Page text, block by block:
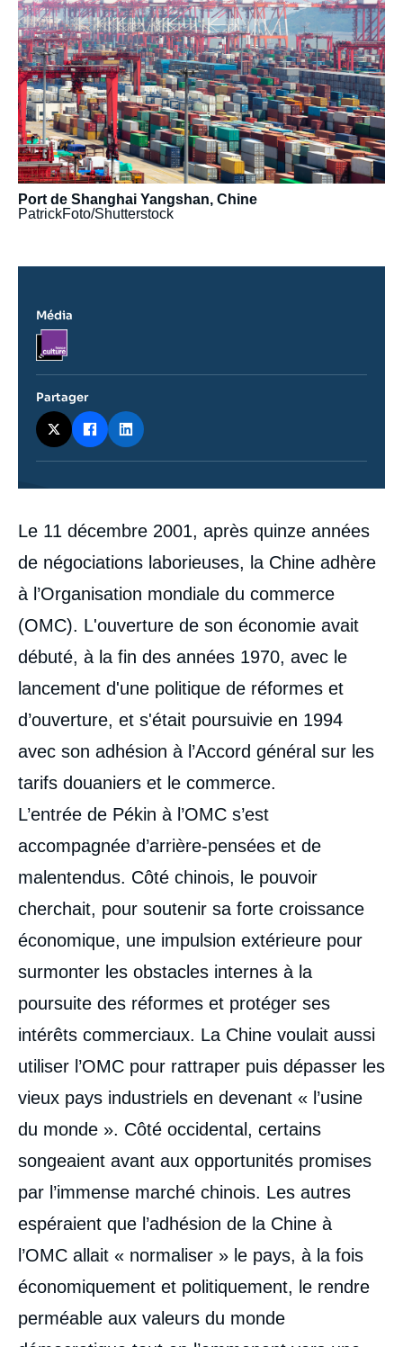
Port de Shanghai Yangshan, Chine
PatrickFoto/Shutterstock
Contenu
intervention
médiatique
Le 11 décembre 2001, après quinze années
de négociations laborieuses, la Chine adhère
à l’Organisation mondiale du commerce
(OMC). L'ouverture de son économie avait
débuté, à la fin des années 1970, avec le
lancement d'une politique de réformes et
d’ouverture, et s'était poursuivie en 1994
avec son adhésion à l’Accord général sur les
tarifs douaniers et le commerce.
L’entrée de Pékin à l’OMC s’est
accompagnée d’arrière-pensées et de
malentendus. Côté chinois, le pouvoir
cherchait, pour soutenir sa forte croissance
économique, une impulsion extérieure pour
surmonter les obstacles internes à la
poursuite des réformes et protéger ses
intérêts commerciaux. La Chine voulait aussi
utiliser l’OMC pour rattraper puis dépasser les
vieux pays industriels en devenant « l’usine
du monde ». Côté occidental, certains
songeaient avant aux opportunités promises
par l’immense marché chinois. Les autres
espéraient que l’adhésion de la Chine à
l’OMC allait « normaliser » le pays, à la fois
économiquement et politiquement, le rendre
perméable aux valeurs du monde
Média
Logo
Partager